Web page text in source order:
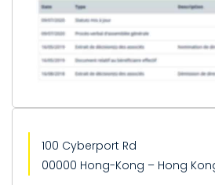
100 Cyberport Rd
00000 Hong-Kong – Hong